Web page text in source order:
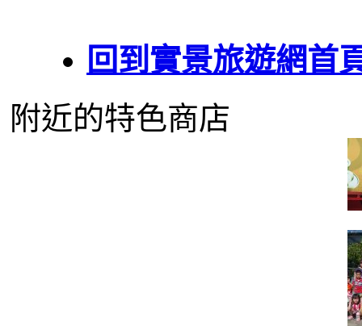
回到實景旅遊網首
附近的特色商店